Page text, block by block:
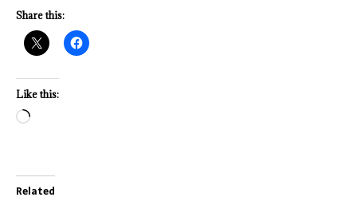
Share this:
Like this:
Related